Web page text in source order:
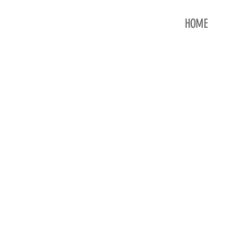
HOME